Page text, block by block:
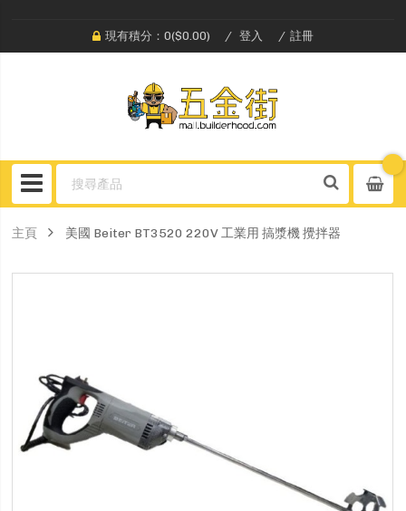
現有積分：0($0.00) 登入 註冊
主頁 美國 Beiter BT3520 220V 工業用 搞漿機 攪拌器